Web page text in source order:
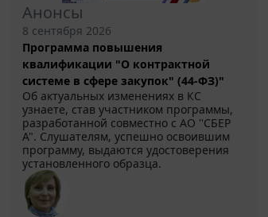
Анонсы
8 сентября 2026
Программа повышения
квалификации "О контрактной
системе в сфере закупок" (44-ФЗ)"
Об актуальных изменениях в КС
узнаете, став участником программы,
разработанной совместно с АО ''СБЕР
А". Слушателям, успешно освоившим
программу, выдаются удостоверения
установленного образца.